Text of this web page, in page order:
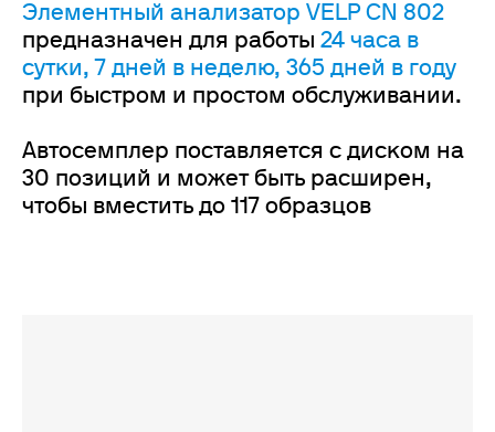
Элементный анализатор VELP CN 802
предназначен для работы 24 часа в
сутки, 7 дней в неделю, 365 дней в году
при быстром и простом обслуживании.
Автосемплер поставляется с диском на
30 позиций и может быть расширен,
чтобы вместить до 117 образцов